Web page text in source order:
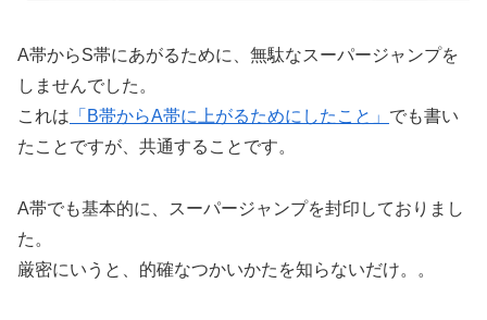
A帯からS帯にあがるために、無駄なスーパージャンプを
しませんでした。
これは 「B帯からA帯に上がるためにしたこと」 でも書い
たことですが、共通することです。
A帯でも基本的に、スーパージャンプを封印しておりまし
た。
厳密にいうと、的確なつかいかたを知らないだけ。。